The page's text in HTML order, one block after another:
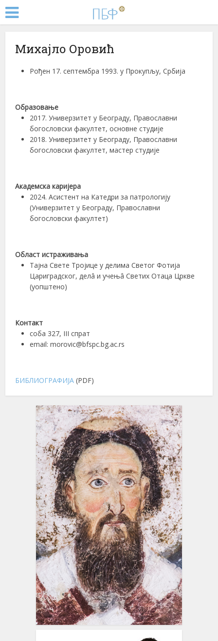
Михајло Оровић
Рођен 17. септембра 1993. у Прокупљу, Србија
Образовање
2017. Универзитет у Београду, Православни
богословски факултет, основне студије
2018. Универзитет у Београду, Православни
богословски факултет, мастер студије
Академска каријера
2024. Асистент на Катедри за патрологију
(Универзитет у Београду, Православни
богословски факултет)
Област истраживања
Тајна Свете Тројице у делима Светог Фотија
Цариградског, делâ и учењâ Светих Отаца Цркве
(уопштено)
Контакт
соба 327, III спрат
email: morovic@bfspc.bg.ac.rs
БИБЛИОГРАФИЈА (PDF)